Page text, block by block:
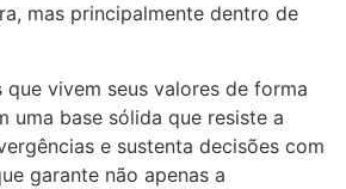
mas principalmente dentro de
vivem seus valores de forma
uma base sólida que resiste a
e sustenta decisões com
garante não apenas a